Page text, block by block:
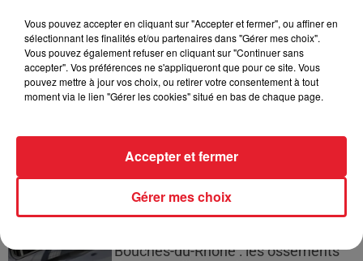
Des vitres tombent de la tour
Montparnasse : des désaccords
entre...
plusieurs semaines avant
l'extinction...
Bouches-du-Rhône : les ossements
Vous pouvez accepter en cliquant sur "Accepter et fermer", ou affiner en
sélectionnant les finalités et/ou partenaires dans "Gérer mes choix".
Vous pouvez également refuser en cliquant sur "Continuer sans
accepter". Vos préférences ne s'appliqueront que pour ce site. Vous
pouvez mettre à jour vos choix, ou retirer votre consentement à tout
moment via le lien "Gérer les cookies" situé en bas de chaque page.
Gérer mes choix
Accepter et fermer